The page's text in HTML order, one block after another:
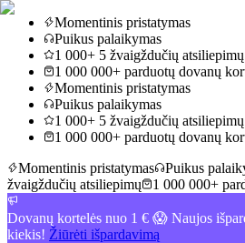
Momentinis pristatymas
Puikus palaikymas
1 000+ 5 žvaigždučių atsiliepimų
1 000 000+ parduotų dovanų
Momentinis pristatymas
Puikus palaikymas
1 000+ 5 žvaigždučių atsiliepimų
1 000 000+ parduotų dovanų
Momentinis pristatymas
Puikus
žvaigždučių atsiliepimų
1 000 000+
Dovanų kortelės nuo 1 € 😱 Naujos
kiekis! Žiūrėti išpardavimą